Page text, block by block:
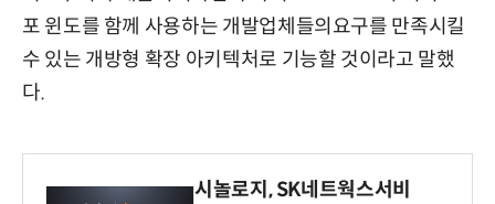
포 윈도를 함께 사용하는 개발업체들의요구를 만족시킬
수 있는 개방형 확장 아키텍처로 기능할 것이라고 말했
다.
시놀로지, SK네트웍스서비